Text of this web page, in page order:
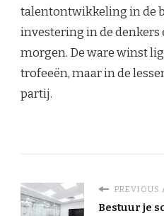
talentontwikkeling in de
investering in de denkers
morgen. De ware winst
trofeeën, maar in de
partij.
PREVIOUS
Bestuur je